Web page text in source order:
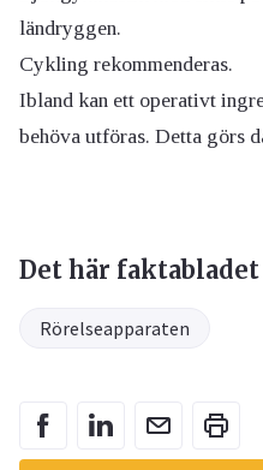
ländryggen.
Cykling rekommenderas.
Ibland kan ett operativt
behöva utföras. Detta görs
Det här
Rörelseapparaten